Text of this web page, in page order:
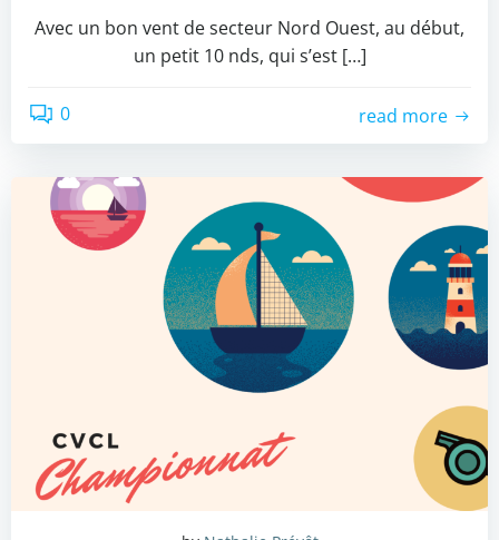
Avec un bon vent de secteur Nord Ouest, au début,
un petit 10 nds, qui s’est […]
0 read more